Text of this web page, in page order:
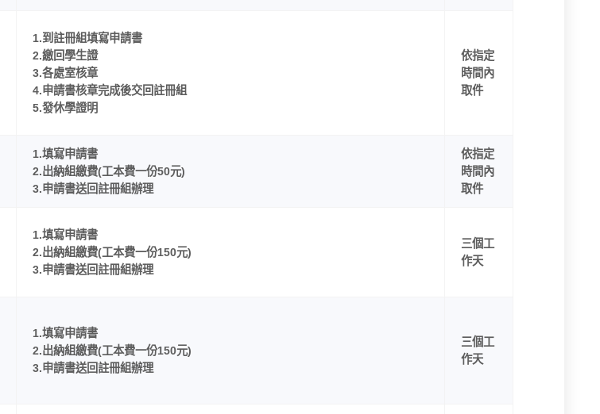
1.到註冊組填寫申請書
2.繳回學生證
3.各處室核章
4.申請書核章完成後交回註冊組
5.發休學證明
依指定
時間內
取件
1.填寫申請書
2.出納組繳費(工本費一份50元)
3.申請書送回註冊組辦理
依指定
時間內
取件
1.填寫申請書
2.出納組繳費(工本費一份150元)
3.申請書送回註冊組辦理
三個工
作天
1.填寫申請書
2.出納組繳費(工本費一份150元)
3.申請書送回註冊組辦理
三個工
作天